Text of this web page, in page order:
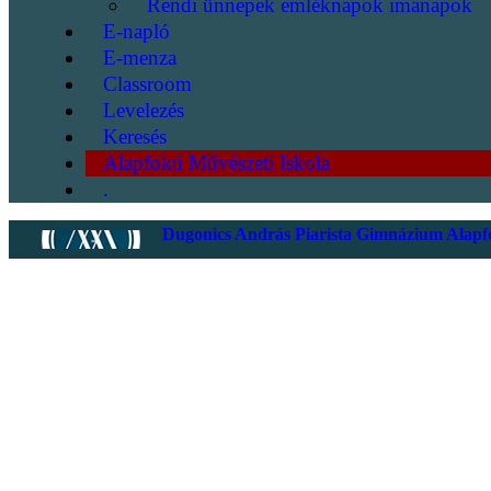
Rendi ünnepek emléknapok imanapok
E-napló
E-menza
Classroom
Levelezés
Keresés
Alapfokú Művészeti Iskola
.
Dugonics András Piarista Gimnázium